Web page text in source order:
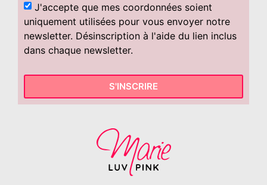
J'accepte que mes coordonnées soient
uniquement utilisées pour vous envoyer notre
newsletter. Désinscription à l'aide du lien inclus
dans chaque newsletter.
S'INSCRIRE